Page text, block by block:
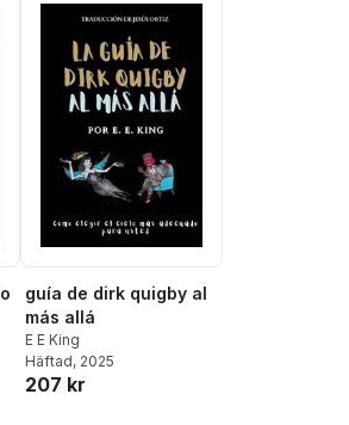
guía de dirk quigby al
más allá
E E King
Häftad, 2025
207 kr